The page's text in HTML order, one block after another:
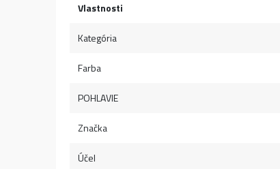
Vlastnosti
Kategória
Farba
POHLAVIE
Značka
Účel